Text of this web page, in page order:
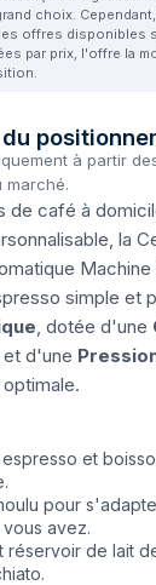
choix.
offres disponibles
par prix, l'offre la
à partir
marché.
de café à
la
Machine
simple et
, dotée d'une
et d'une
et
pour
avez.
réservoir de lait